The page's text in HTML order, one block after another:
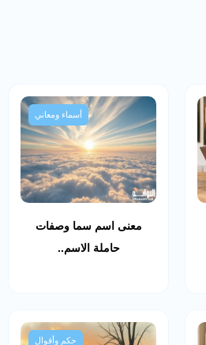
أسماء ومعاني
معنى اسم سما وصفات
حاملة الاسم..
حكم وأقوال